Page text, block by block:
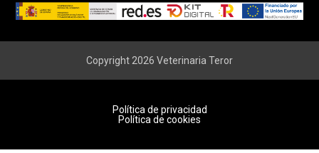
Copyright 2026 Veterinaria Teror
Política de privacidad
Política de cookies